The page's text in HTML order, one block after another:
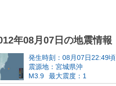
年08月07日の地震情報
発生時刻：08月07日22:49頃
震源地：宮城県沖
M3.9
最大震度：1